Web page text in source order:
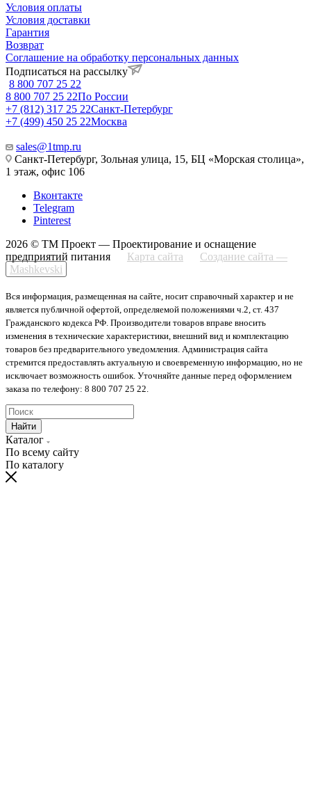
Условия оплаты
Условия доставки
Гарантия
Возврат
Соглашение на обработку персональных данных
Подписаться на рассылку
8 800 707 25 22
8 800 707 25 22По России
+7 (812) 317 25 22Санкт-Петербург
+7 (499) 450 25 22Москва
sales@1tmp.ru
Санкт-Петербург, Зольная улица, 15, БЦ «Морская столица»,
1 этаж, офис 106
Вконтакте
Telegram
Pinterest
2026 © ТМ Проект — Проектирование и оснащение
предприятий питания
Карта сайта
Создание сайта —
Mashkevski
Вся информация, размещенная на сайте, носит справочный характер и не
является публичной офертой, определяемой положениями ч.2, ст. 437
Гражданского кодекса РФ. Производители товаров вправе вносить
изменения в технические характеристики, внешний вид и комплектацию
товаров без предварительного уведомления. Администрация сайта
стремится предоставлять актуальную и своевременную информацию, но не
исключает возможность ошибок. Уточняйте данные перед оформлением
заказа по телефону: 8 800 707 25 22.
Найти
Каталог
По всему сайту
По каталогу